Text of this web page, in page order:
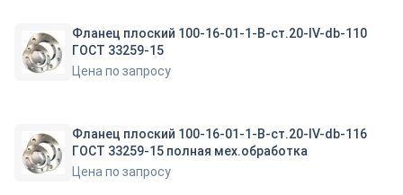
Фланец плоский 100-16-01-1-B-ст.20-IV-db-110
ГОСТ 33259-15
Цена по запросу
Фланец плоский 100-16-01-1-B-ст.20-IV-db-116
ГОСТ 33259-15 полная мех.обработка
Цена по запросу